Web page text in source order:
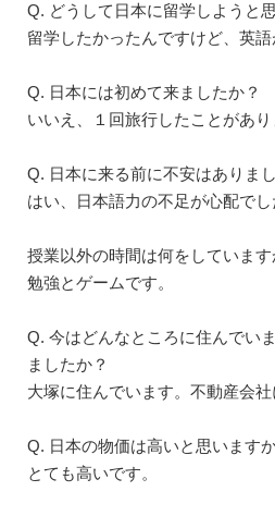
Q. どうして日本に留学しようと
留学したかったんですけど、英語
Q. 日本には初めて来ましたか？
いいえ、１回旅行したことがあり
Q. 日本に来る前に不安はありま
はい、日本語力の不足が心配でし
授業以外の時間は何をしています
勉強とゲームです。
Q. 今はどんなところに住んでい
ましたか？
大塚に住んでいます。不動産会社
Q. 日本の物価は高いと思います
とても高いです。